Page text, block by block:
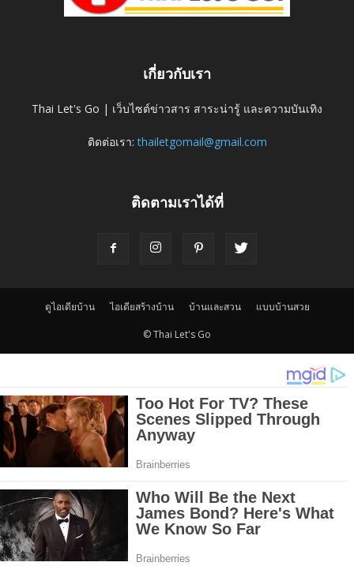
เกี่ยวกับเรา
Thai Let's Go | เว็บไซต์ข่าวสาร สาระน่ารู้ และความบันเทิง
ติดต่อเรา:thailetgomail@gmail.com
ติดตามเราได้ที่
ดูไอเดียบ้าน ไอเดียสร้างบ้าน บ้านและสวน แบบบ้านสวย
© Thai Let's Go